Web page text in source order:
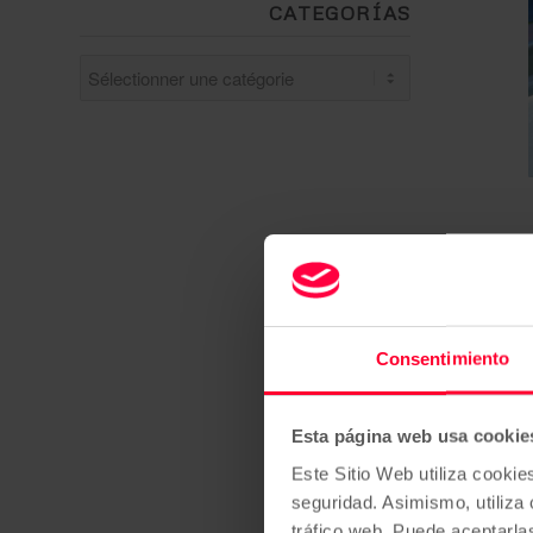
Consentimiento
Esta página web usa
Este Sitio Web utiliza
seguridad. Asimismo,
CATEGORÍAS